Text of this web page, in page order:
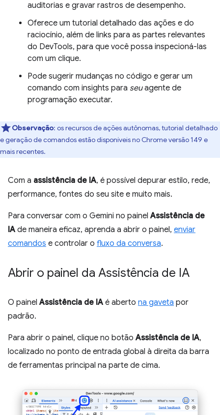
auditorias e gravar rastros de desempenho.
Oferece um tutorial detalhado das ações e do
raciocínio, além de links para as partes relevantes
do DevTools, para que você possa inspecioná-las
com um clique.
Pode sugerir mudanças no código e gerar um
comando com insights para seuagente de
programação executar.
Observação: os recursos de ações autônomas, tutorial detalhado
e geração de comandos estão disponíveis no Chrome versão 149 e
mais recentes.
Com a assistência de IA, é possível depurar estilo, rede,
performance, fontes do seu site e muito mais.
Para conversar com o Gemini no painelAssistência de
IA de maneira eficaz, aprenda a abrir o painel, enviar
comandos e controlar o fluxo da conversa.
Abrir o painel da Assistência de IA
O painelAssistência de IA é aberto na gaveta por
padrão.
Para abrir o painel, clique no botãoAssistência de IA,
localizado no ponto de entrada global à direita da barra
de ferramentas principal na parte de cima.